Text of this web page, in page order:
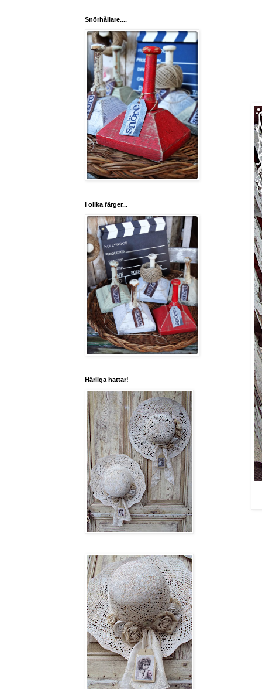
Snörhållare....
I olika färger...
Härliga hattar!